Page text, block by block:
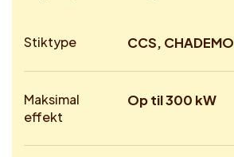
Stiktype CCS, CHADEMO
Maksimal
effekt
Op til 300 kW